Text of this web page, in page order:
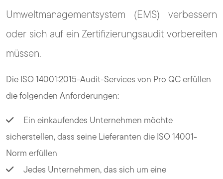
Umweltmanagementsystem (EMS) verbessern
oder sich auf ein Zertifizierungsaudit vorbereiten
müssen.
Die ISO 14001:2015-Audit-Services von Pro QC erfüllen
die folgenden Anforderungen:
Ein einkaufendes Unternehmen möchte
sicherstellen, dass seine Lieferanten die ISO 14001-
Norm erfüllen
Jedes Unternehmen, das sich um eine